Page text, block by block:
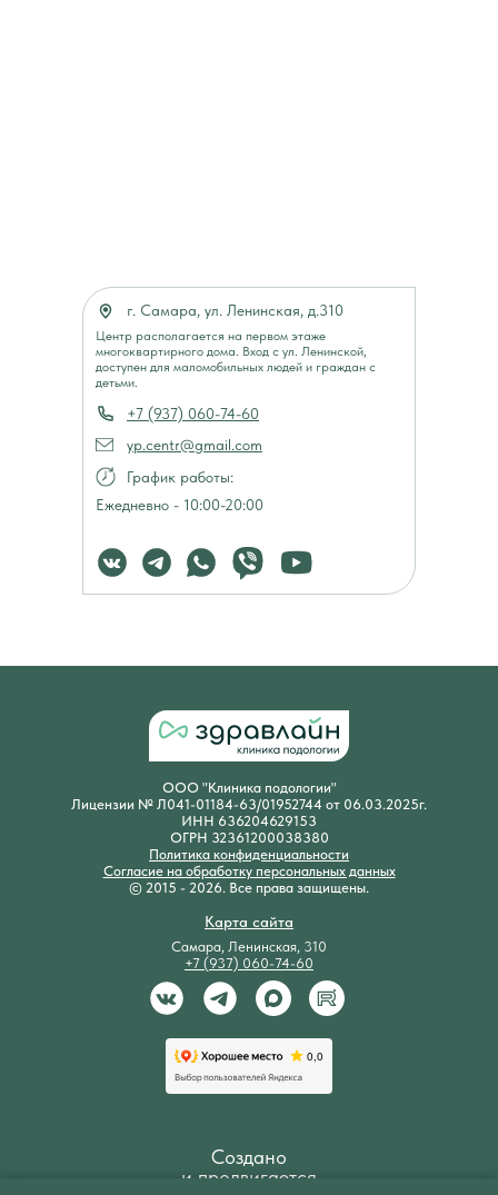
г. Самара, ул. Ленинская, д.310
+7 (937) 060-74-60
Центр располагается на первом этаже
многоквартирного дома. Вход с ул. Ленинской,
доступен для маломобильных людей и граждан с
детьми.
Ежедневно - 10:00-20:00
График работы:
yp.centr@gmail.com
Самара, Ленинская, 310
+7 (937) 060-74-60
Создано
и продвигается
Карта сайта
ООО "Клиника подологии"
Лицензии № Л041-01184-63/01952744 от 06.03.2025г.
ИНН 636204629153
ОГРН 32361200038380
Политика конфиденциальности
Согласие на обработку персональных данных
© 2015 - 2026. Все права защищены.